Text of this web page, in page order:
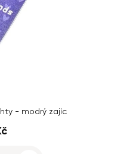
- modrý zajíc